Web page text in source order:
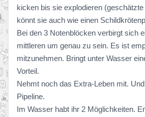
kicken bis sie explodieren
könnt sie auch wie einen
Bei den 3 Notenblöcken verbirgt sich
mittleren um genau zu sein. Es ist
mitzunehmen. Bringt unter Wasser
Vorteil.
Nehmt noch das Extra-Leben mit.
Pipeline.
Im Wasser habt ihr 2 Möglichkeiten.